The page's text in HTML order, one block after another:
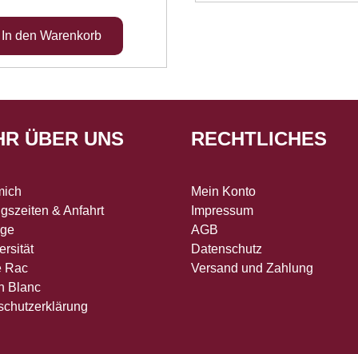
ÜBER UNS
& Anfahrt
Rac
Blanc
RECHTLICHES
Mein Konto
Impressum
AGB
Datenschutz
Versand und Zahlung